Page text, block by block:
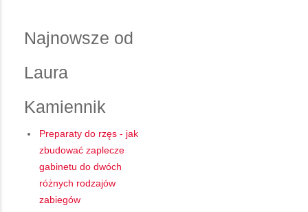
Najnowsze od
Laura
Kamiennik
Preparaty do rzęs - jak
zbudować zaplecze
gabinetu do dwóch
różnych rodzajów
zabiegów